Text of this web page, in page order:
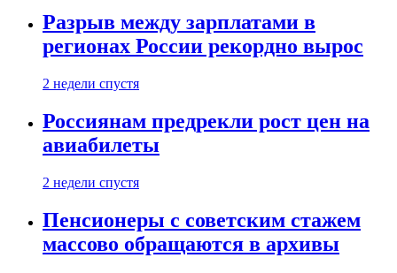
Разрыв между зарплатами в
регионах России рекордно вырос
2 недели спустя
Россиянам предрекли рост цен на
авиабилеты
2 недели спустя
Пенсионеры с советским стажем
массово обращаются в архивы